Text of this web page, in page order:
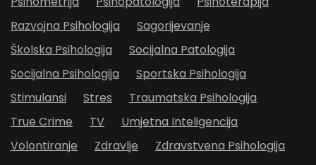
Razvojna Psihologija
Sagorijevanje
Školska Psihologija
Socijalna Patologija
Socijalna Psihologija
Sportska Psihologija
Stimulansi
Stres
Traumatska Psihologija
True Crime
TV
Umjetna Inteligencija
Volontiranje
Zdravlje Zdravstvena Psihologija